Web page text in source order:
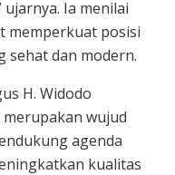
Ia menilai
memperkuat posisi
sehat dan modern.
H. Widodo
wujud
agenda
kualitas